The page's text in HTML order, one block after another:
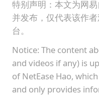
特别声明：本文为网
并发布，仅代表该作
台。
Notice: The content
and videos if any) is
of NetEase Hao,
and only provides